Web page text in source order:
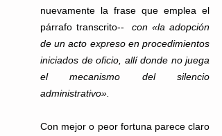
nuevamente la frase que emplea el
párrafo transcrito-- con «la adopción
de un acto expreso en procedimientos
iniciados de oficio, allí donde no juega
el mecanismo del silencio
administrativo».
Con mejor o peor fortuna parece claro